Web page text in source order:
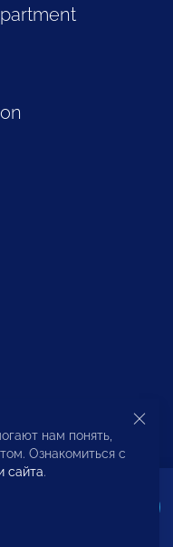
Protection
нам понять,
Ознакомиться с
сайта.